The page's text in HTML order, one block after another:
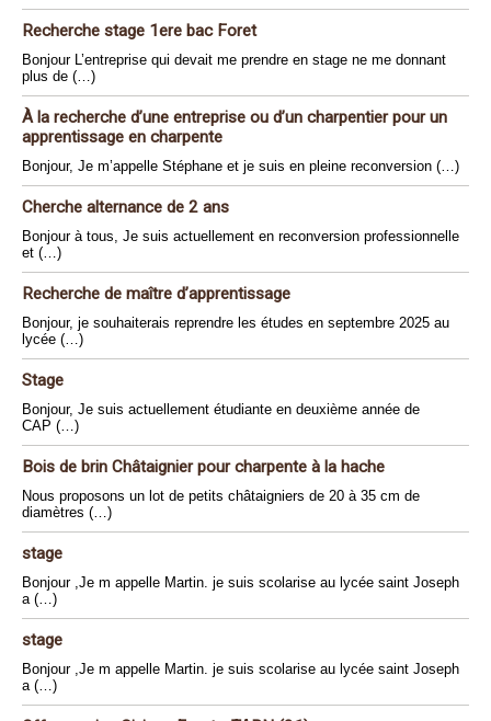
Recherche stage 1ere bac Foret
Bonjour L’entreprise qui devait me prendre en stage ne me donnant
plus de (…)
À la recherche d’une entreprise ou d’un charpentier pour un
apprentissage en charpente
Bonjour, Je m’appelle Stéphane et je suis en pleine reconversion (…)
Cherche alternance de 2 ans
Bonjour à tous, Je suis actuellement en reconversion professionnelle
et (…)
Recherche de maître d’apprentissage
Bonjour, je souhaiterais reprendre les études en septembre 2025 au
lycée (…)
Stage
Bonjour, Je suis actuellement étudiante en deuxième année de
CAP (…)
Bois de brin Châtaignier pour charpente à la hache
Nous proposons un lot de petits châtaigniers de 20 à 35 cm de
diamètres (…)
stage
Bonjour ,Je m appelle Martin. je suis scolarise au lycée saint Joseph
a (…)
stage
Bonjour ,Je m appelle Martin. je suis scolarise au lycée saint Joseph
a (…)